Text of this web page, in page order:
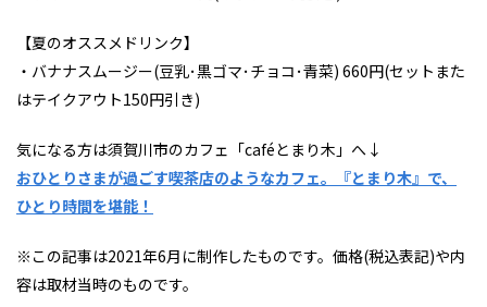
【夏のオススメドリンク】
・バナナスムージー(豆乳･黒ゴマ･チョコ･青菜) 660円(セットまた
はテイクアウト150円引き)
気になる方は須賀川市のカフェ「caféとまり木」へ↓
おひとりさまが過ごす喫茶店のようなカフェ。『とまり木』で、
ひとり時間を堪能！
※この記事は2021年6月に制作したものです。価格(税込表記)や内
容は取材当時のものです。